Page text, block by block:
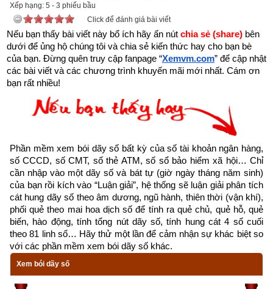
như sau:
- Dịch vụ mở số tài khoản trùng với số điện thoại: miễn phí
- Dịch vụ mở số tài khoản trùng với ngày tháng năm sinh (8
số): miễn phí
- Dịch vụ mở số tài khoản trùng với CMT, CCCD: miễn phí
- Dịch vụ mở số tài khoản tự chọn (có thu phí): chọn được tất
cả các số chỉ có ngân hàng MB, SHB và VP bank còn các
ngân hàng khác chỉ cho chọn một vài số như sau: Vietinbank
(tối đa 9 số trong 12 số, MSB (tối đa 6 số trong 12 số), OCB
(tối đa 9 số trong 16 số), TPBank (tối đa 3 số trong 11 số),
Nam A Bank (tối đa 6 số trong 16 số), PG Bank (tối đa 10 số
trong 13 số), Sacombank (tối đa 4 số trong 12 số), SCB (tối đa
10 số trong 11 số), LienVietPostBank (tối đa 10 số trong 12
số), PVcomBank (tối đa 9 số trong 12 số),  Oceanbank (tối đa
Xếp hạng: 5 - 3 phiếu bầu
Click để đánh giá bài viết
Nếu bạn thấy bài viết này bổ ích hãy ấn nút chia sẻ (share) bên
dưới để ủng hộ chúng tôi và chia sẻ kiến thức hay cho bạn bè
của bạn. Đừng quên truy cập fanpage “Xemvm.com” để cập nhật
các bài viết và các chương trình khuyến mãi mới nhất. Cám ơn
bạn rất nhiều!
Phần mềm xem bói dãy số bất kỳ của số tài khoản ngân hàng,
số CCCD, số CMT, số thẻ ATM, số sổ bảo hiểm xã hội… Chỉ
cần nhập vào một dãy số và bát tự (giờ ngày tháng năm sinh)
của bạn rồi kích vào “Luận giải”, hệ thống sẽ luận giải phân tích
cát hung dãy số theo âm dương, ngũ hành, thiên thời (vận khí),
phối quẻ theo mai hoa dịch số để tính ra quẻ chủ, quẻ hỗ, quẻ
biến, hào động, tính tổng nút dãy số, tính hung cát 4 số cuối
theo 81 linh số… Hãy thử một lần để cảm nhận sự khác biệt so
với các phần mềm xem bói dãy số khác.
Xem bói dãy số